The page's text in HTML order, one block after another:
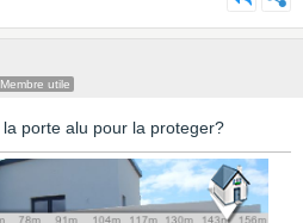
Membre utile
porte alu pour la proteger?